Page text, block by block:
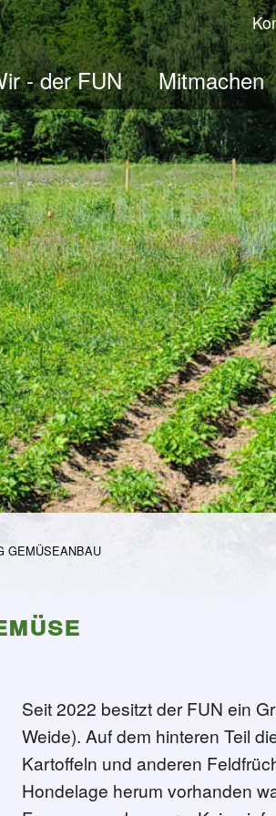
Jahr
Dinge brauchen Zeit
- der FUN Mitmachen
GEMÜSEANBAU
Seit 2022 besitzt der FUN ein
Weide). Auf dem hinteren Teil
Kartoffeln und anderen
Hondelage herum vorhanden